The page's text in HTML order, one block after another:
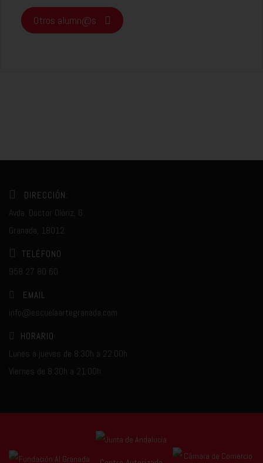
Otros alumn@s
DIRECCIÓN:
Avda. Doctor Olóriz, 6.
Granada, 18012.
TELÉFONO
958 27 80 60
EMAIL
info@escuelaartegranada.com
HORARIO
Lunes a jueves de 8:30h a 22:00h
Viernes de 8:30h a 21:00h